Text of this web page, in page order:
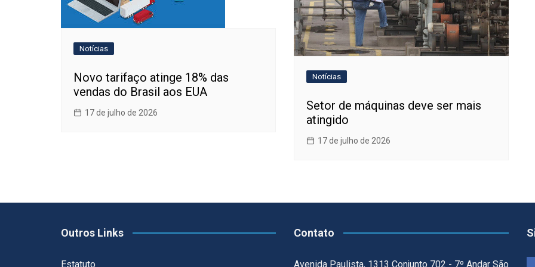
Notícias
Novo tarifaço atinge 18% das
vendas do Brasil aos EUA
17 de julho de 2026
Notícias
Setor de máquinas deve ser mais
atingido
17 de julho de 2026
Outros Links
Estatuto
Contato
Avenida Paulista, 1313 Conjunto 702 - 7º Andar São